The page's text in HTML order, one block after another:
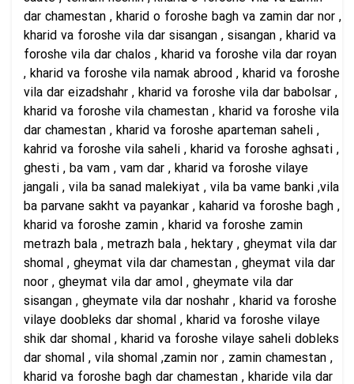
dar chamestan , kharid o foroshe bagh va zamin dar nor ,
kharid va foroshe vila dar sisangan , sisangan , kharid va
foroshe vila dar chalos , kharid va foroshe vila dar royan
, kharid va foroshe vila namak abrood , kharid va foroshe
vila dar eizadshahr , kharid va foroshe vila dar babolsar ,
kharid va foroshe vila chamestan , kharid va foroshe vila
dar chamestan , kharid va foroshe aparteman saheli ,
kahrid va foroshe vila saheli , kharid va foroshe aghsati ,
ghesti , ba vam , vam dar , kharid va foroshe vilaye
jangali , vila ba sanad malekiyat , vila ba vame banki ,vila
ba parvane sakht va payankar , kaharid va foroshe bagh ,
kharid va foroshe zamin , kharid va foroshe zamin
metrazh bala , metrazh bala , hektary , gheymat vila dar
shomal , gheymat vila dar chamestan , gheymat vila dar
noor , gheymat vila dar amol , gheymate vila dar
sisangan , gheymate vila dar noshahr , kharid va foroshe
vilaye doobleks dar shomal , kharid va foroshe vilaye
shik dar shomal , kharid va foroshe vilaye saheli dobleks
dar shomal , vila shomal ,zamin nor , zamin chamestan ,
kharid va foroshe bagh dar chamestan , kharide vila dar